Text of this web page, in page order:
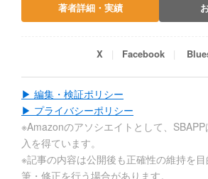
著者詳細・実績
X Facebook
▶ 編集・検証ポリシー
▶ プライバシーポリシー
※Amazonのアソシエイトとして、
入を得ています。
※記事の内容は公開後も正確性の維持を
筆・修正を行う場合があります。